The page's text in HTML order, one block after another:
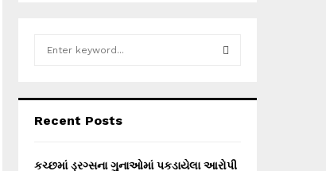
h
o
Recent Posts
કચ્છમાં ડ્રગ્સના ગુનાઓમાં પકડાયેલા આરોપી